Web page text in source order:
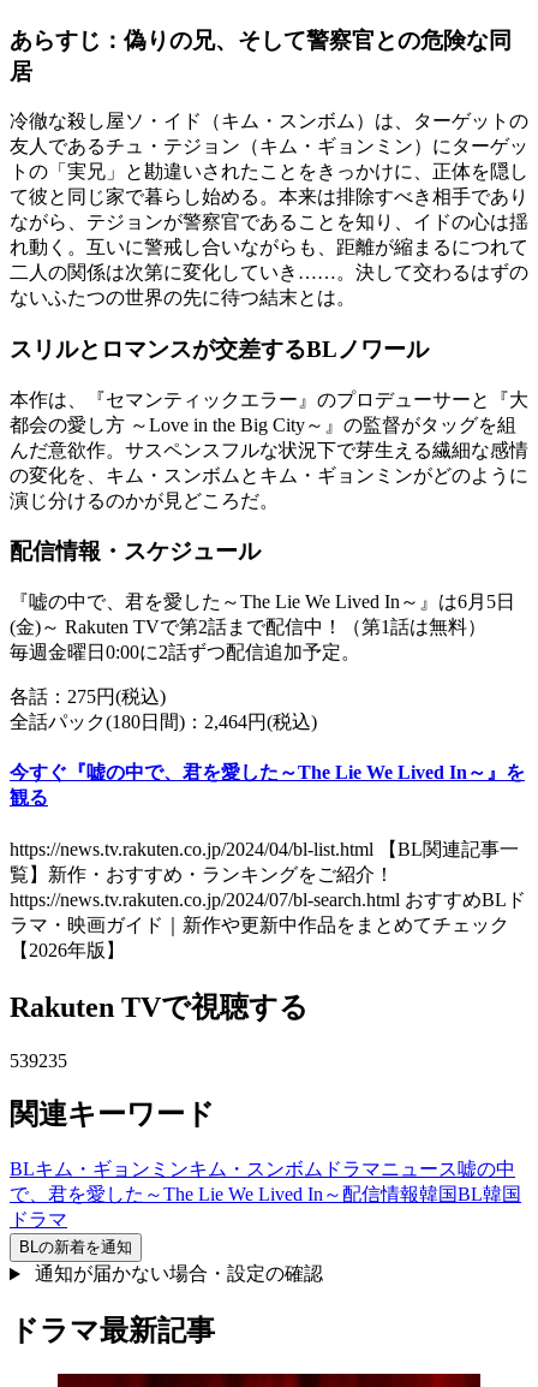
あらすじ：偽りの兄、そして警察官との危険な同
居
冷徹な殺し屋ソ・イド（キム・スンボム）は、ターゲットの
友人であるチュ・テジョン（キム・ギョンミン）にターゲッ
トの「実兄」と勘違いされたことをきっかけに、正体を隠し
て彼と同じ家で暮らし始める。本来は排除すべき相手であり
ながら、テジョンが警察官であることを知り、イドの心は揺
れ動く。互いに警戒し合いながらも、距離が縮まるにつれて
二人の関係は次第に変化していき……。決して交わるはずの
ないふたつの世界の先に待つ結末とは。
スリルとロマンスが交差するBLノワール
本作は、『セマンティックエラー』のプロデューサーと『大
都会の愛し方 ～Love in the Big City～』の監督がタッグを組
んだ意欲作。サスペンスフルな状況下で芽生える繊細な感情
の変化を、キム・スンボムとキム・ギョンミンがどのように
演じ分けるのかが見どころだ。
配信情報・スケジュール
『嘘の中で、君を愛した～The Lie We Lived In～』は6月5日
(金)～ Rakuten TVで第2話まで配信中！（第1話は無料）
毎週金曜日0:00に2話ずつ配信追加予定。
各話：275円(税込)
全話パック(180日間)：2,464円(税込)
今すぐ『嘘の中で、君を愛した～The Lie We Lived In～』を
観る
https://news.tv.rakuten.co.jp/2024/04/bl-list.html 【BL関連記事一
覧】新作・おすすめ・ランキングをご紹介！
https://news.tv.rakuten.co.jp/2024/07/bl-search.html おすすめBLド
ラマ・映画ガイド｜新作や更新中作品をまとめてチェック
【2026年版】
Rakuten TVで視聴する
539235
関連キーワード
BLキム・ギョンミンキム・スンボム ドラマニュース嘘の中
で、君を愛した～The Lie We Lived In～配信情報韓国BL韓国
ドラマ
BLの新着を通知
通知が届かない場合・設定の確認
ドラマ最新記事